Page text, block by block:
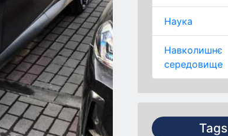
Наука
Навколишнє
середовище
Tags